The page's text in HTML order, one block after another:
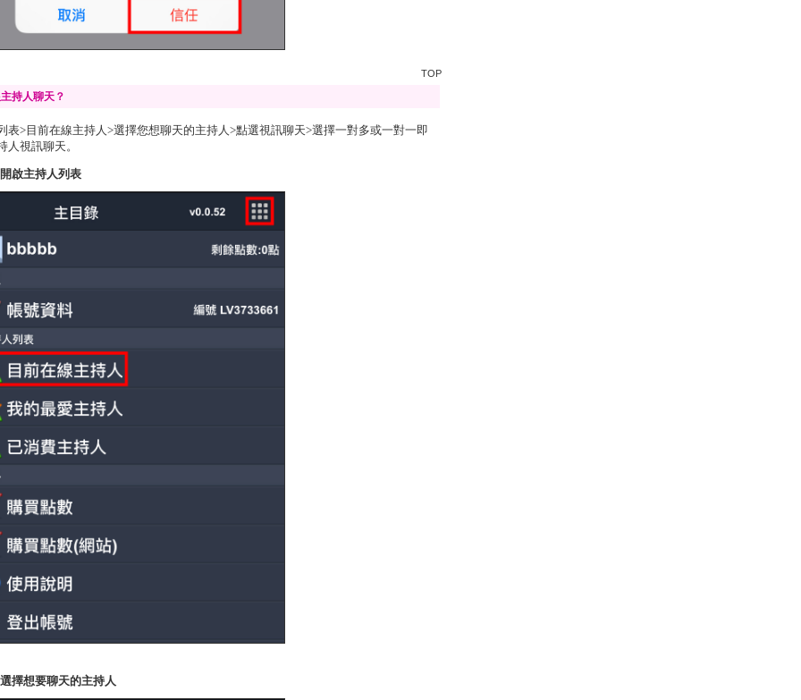
TOP
持人聊天？
表>目前在線主持人>選擇您想聊天的主持人>點選視訊聊天>選擇一對多或一對一即
人視訊聊天。
啟主持人列表
擇想要聊天的主持人